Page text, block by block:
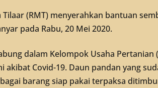
(RMT) menyerahkan bantuan
pada Rabu, 20 Mei 2020.
dalam Kelompok Usaha Pertanian
akibat Covid-19. Daun pandan yang
barang siap pakai terpaksa